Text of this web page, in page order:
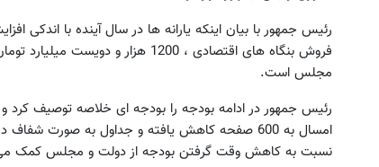
رئیس جمهور با بیان اینکه یارانه ها در سال آینده با
فروش بنگاه های اقتصادی ، 1200
مجلس است.
امسال به 600 صفحه کاهش یافته و جداول به صورت
نسبت به کاهش وقت گرفتن بودجه از دولت و مجلس کمک